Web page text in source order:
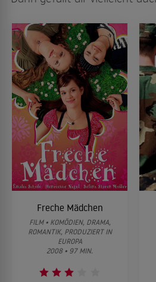
Freche Mädchen
FILM • KOMÖDIEN, DRAMA,
ROMANTIK, PRODUZIERT IN
EUROPA
2008 • 97 MIN.